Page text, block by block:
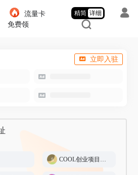
流量卡
免费领
精简 详细
立即入驻